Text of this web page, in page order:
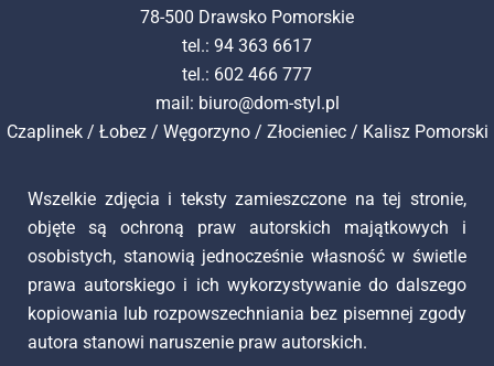
78-500 Drawsko Pomorskie
tel.: 94 363 6617
tel.: 602 466 777
mail: biuro@dom-styl.pl
Czaplinek/ Łobez/ Węgorzyno/ Złocieniec/ Kalisz Pomorski
Wszelkie zdjęcia i teksty zamieszczone na tej stronie,
objęte są ochroną praw autorskich majątkowych i
osobistych, stanowią jednocześnie własność w świetle
prawa autorskiego i ich wykorzystywanie do dalszego
kopiowania lub rozpowszechniania bez pisemnej zgody
autora stanowi naruszenie praw autorskich.